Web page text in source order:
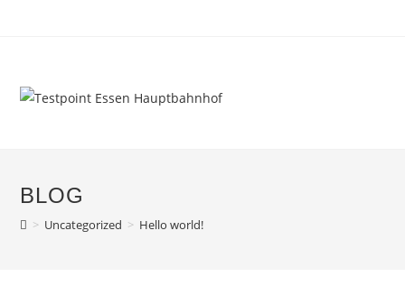
BLOG
> Uncategorized > Hello world!